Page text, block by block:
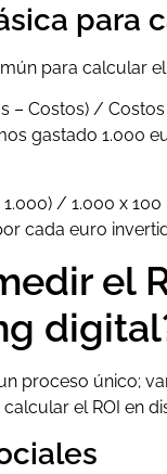
para
para calcular el
– Costos) /
gastado 1.000
1.000) / 1.000 x 100
cada euro
el
proceso único;
el ROI en